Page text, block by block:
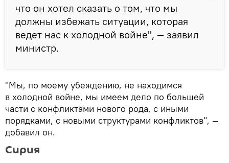
что он хотел сказать о том, что мы
должны избежать ситуации, которая
ведет нас к холодной войне", — заявил
министр.
"Мы, по моему убеждению, не находимся
в холодной войне, мы имеем дело по большей
части с конфликтами нового рода, с иными
порядками, с новыми структурами конфликтов", —
добавил он.
Сирия